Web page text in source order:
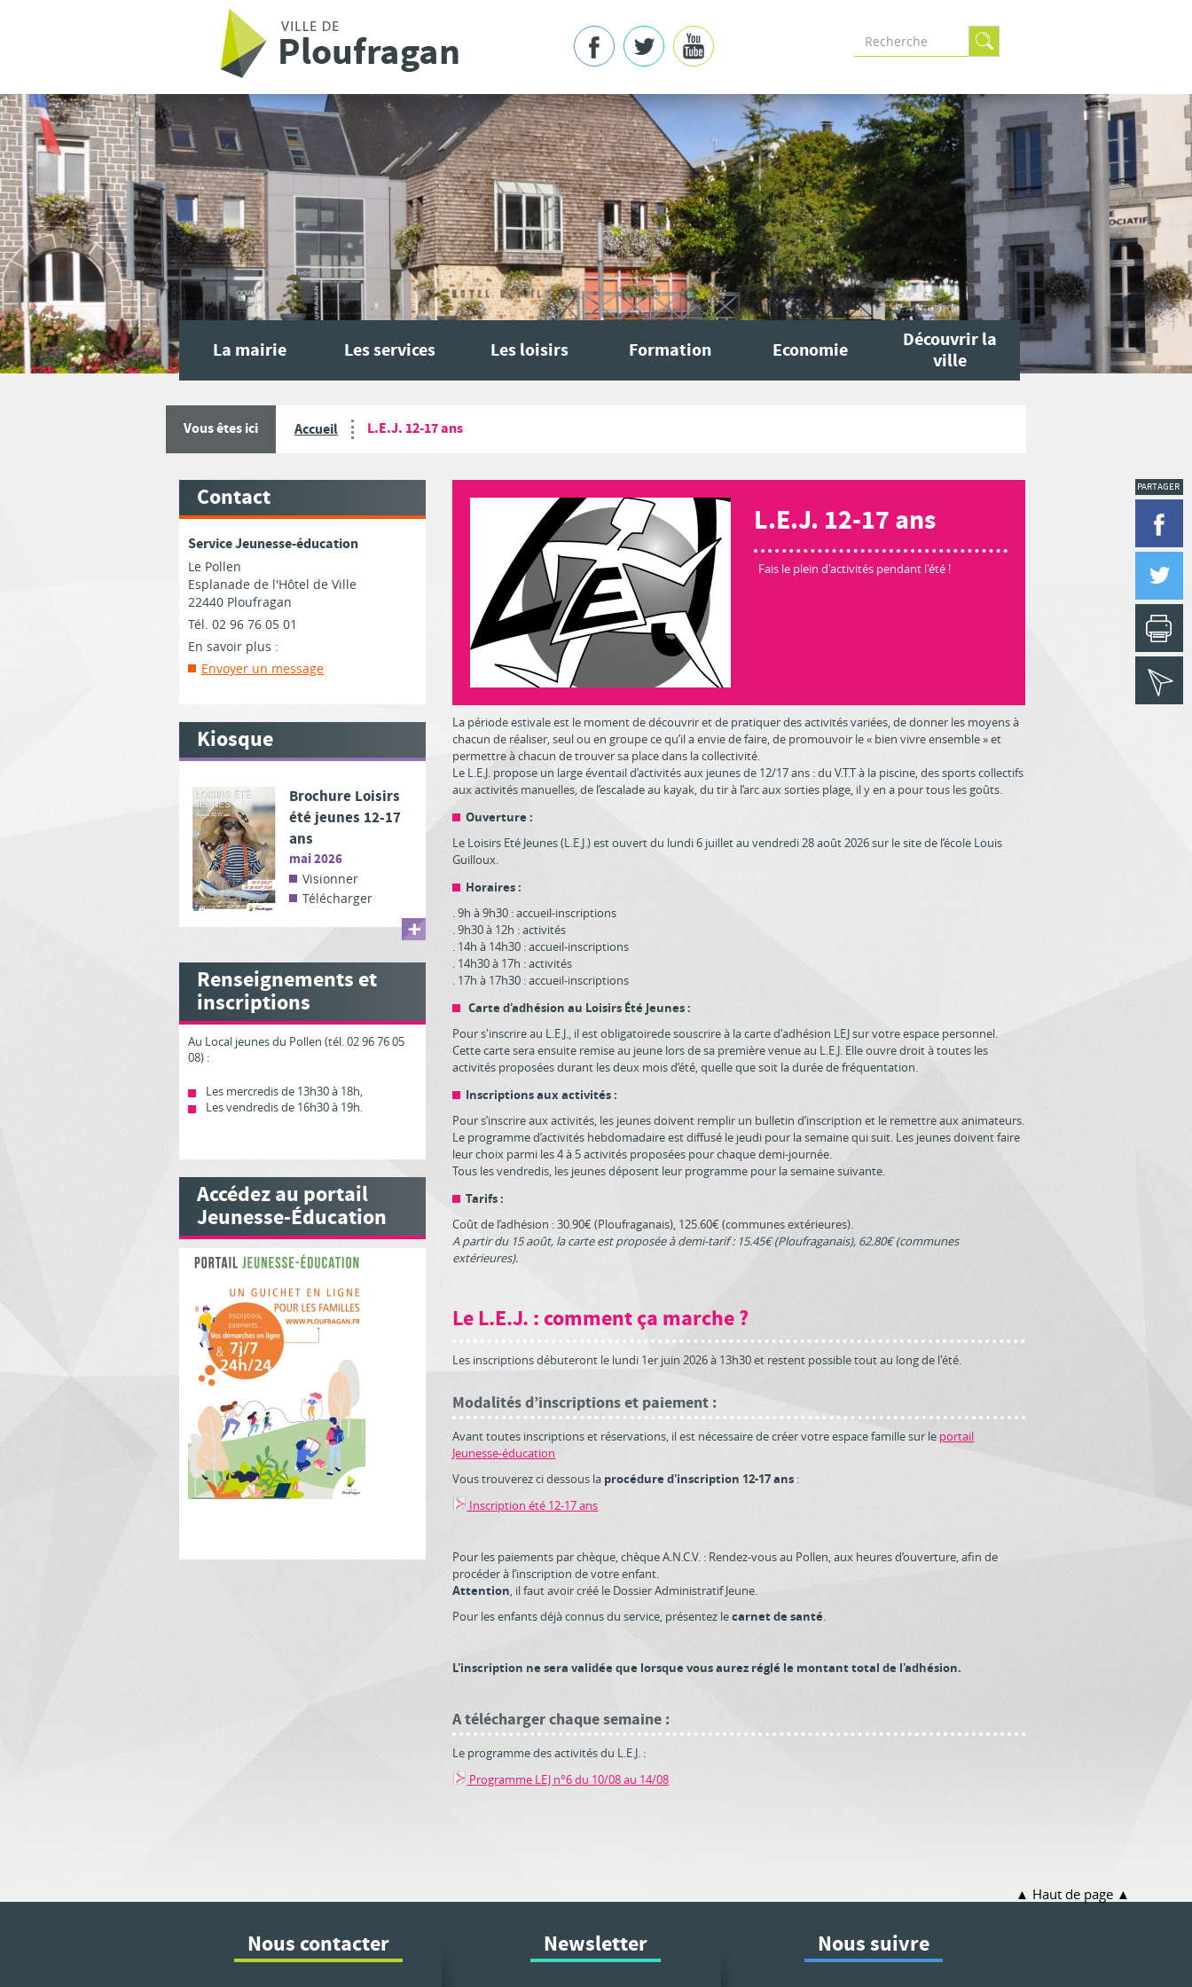
Formulaire
recherche
La mairie Les services Les loisirs Formation Economie
Découvrir la
ville
Vous êtes ici Accueil L.E.J. 12-17 ans
L.E.J. 12-17 ans
Fais le plein d'activités pendant l'été !
La période estivale est le moment de découvrir et de pratiquer des activités variées, de donner les moyens à
chacun de réaliser, seul ou en groupe ce qu’il a envie de faire, de promouvoir le « bien vivre ensemble » et
permettre à chacun de trouver sa place dans la collectivité.
Le L.E.J. propose un large éventail d’activités aux jeunes de 12/17 ans : du V.T.T à la piscine, des sports collectifs
aux activités manuelles, de l’escalade au kayak, du tir à l’arc aux sorties plage, il y en a pour tous les goûts.
Ouverture :
Le Loisirs Eté Jeunes (L.E.J.) est ouvert du lundi 6 juillet au vendredi 28 août 2026 sur le site de l’école Louis
Guilloux.
Horaires :
. 9h à 9h30 : accueil-inscriptions
. 9h30 à 12h : activités
. 14h à 14h30 : accueil-inscriptions
. 14h30 à 17h : activités
. 17h à 17h30 : accueil-inscriptions
Carte d'adhésion au Loisirs Été Jeunes :
Pour s'inscrire au L.E.J., il est obligatoirede souscrire à la carte d'adhésion LEJ sur votre espace personnel.
Cette carte sera ensuite remise au jeune lors de sa première venue au L.E.J. Elle ouvre droit à toutes les
activités proposées durant les deux mois d’été, quelle que soit la durée de fréquentation.
Inscriptions aux activités :
Pour s’inscrire aux activités, les jeunes doivent remplir un bulletin d’inscription et le remettre aux animateurs.
Le programme d’activités hebdomadaire est diffusé le jeudi pour la semaine qui suit. Les jeunes doivent faire
leur choix parmi les 4 à 5 activités proposées pour chaque demi-journée.
Tous les vendredis, les jeunes déposent leur programme pour la semaine suivante.
Tarifs :
Coût de l’adhésion : 30.90€ (Ploufraganais), 125.60€ (communes extérieures).
A partir du 15 août, la carte est proposée à demi-tarif : 15.45€ (Ploufraganais), 62.80€ (communes
extérieures).
Le L.E.J. : comment ça marche ?
Les inscriptions débuteront le lundi 1er juin 2026 à 13h30 et restent possible tout au long de l'été.
Modalités d’inscriptions et paiement :
Avant toutes inscriptions et réservations, il est nécessaire de créer votre espace famille sur le portail
Jeunesse-éducation
Vous trouverez ci dessous la procédure d'inscription 12-17 ans :
Inscription été 12-17 ans
Pour les paiements par chèque, chèque A.N.C.V. : Rendez-vous au Pollen, aux heures d’ouverture, afin de
procéder à l’inscription de votre enfant.
Attention, il faut avoir créé le Dossier Administratif Jeune.
Pour les enfants déjà connus du service, présentez lecarnet de santé.
L'inscription ne sera validée que lorsque vous aurez réglé le montant total de l'adhésion.
A télécharger chaque semaine :
Le programme des activités du L.E.J. :
Programme LEJ n°6 du 10/08 au 14/08
PARTAGER
Contact
Service Jeunesse-éducation
Le Pollen
Esplanade de l'Hôtel de Ville
22440 Ploufragan
Tél. 02 96 76 05 01
En savoir plus :
Envoyer un message
Kiosque
Brochure Loisirs
été jeunes 12-17
ans
mai 2026
Visionner
Télécharger
Renseignements et
inscriptions
Au Local jeunes du Pollen (tél. 02 96 76 05
08) :
Les mercredis de 13h30 à 18h,
Les vendredis de 16h30 à 19h.
Accédez au portail
Jeunesse-Éducation
Haut de page
Nous contacter Newsletter Nous suivre